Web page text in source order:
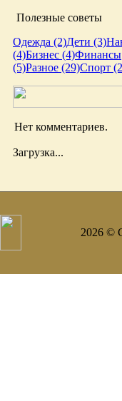
Полезные советы
Одежда (2)Дети (3)
(4)Бизнес (4)Финансы
(5)Разное (29)Спорт
Нет комментариев.
Загрузка...
2026 ©